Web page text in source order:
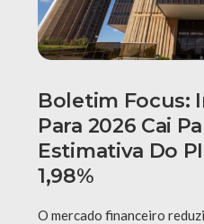
Boletim Focus:
Para 2026 Cai
Estimativa Do
1,98%
O mercado financeiro